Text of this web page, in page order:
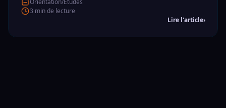
Orientation/Etudes
3 min de lecture
Lire l'article›